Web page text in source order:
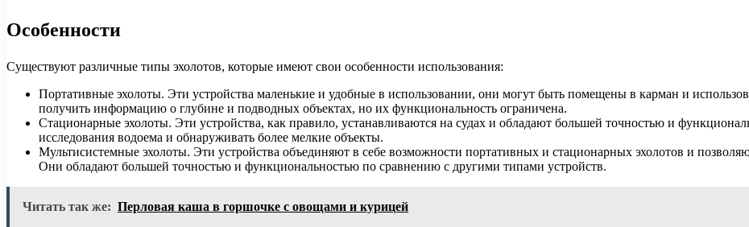
Особенности
Существуют различные типы эхолотов, которые имеют свои особенности использования:
Портативные эхолоты. Эти устройства маленькие и удобные в использовании, они могут быть помещены в карман и
получить информацию о глубине и подводных объектах, но их функциональность ограничена.
Стационарные эхолоты. Эти устройства, как правило, устанавливаются на судах и обладают большей точностью и
исследования водоема и обнаруживать более мелкие объекты.
Мультисистемные эхолоты. Эти устройства объединяют в себе возможности портативных и стационарных эхолотов и
Они обладают большей точностью и функциональностью по сравнению с другими типами устройств.
Читать так же: Перловая каша в горшочке с овощами и курицей